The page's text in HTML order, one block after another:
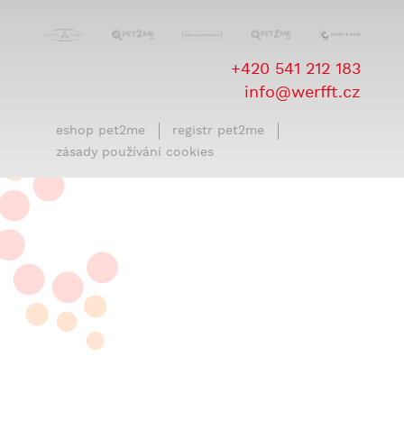
+420 541 212 183
info@werfft.cz
eshop pet2me
registr pet2me
zásady používání cookies